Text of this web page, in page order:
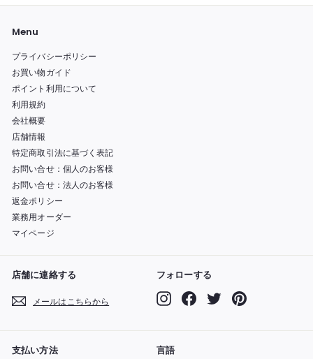
開
Menu
プライバシーポリシー
お買い物ガイド
ポイント利用について
利用規約
会社概要
店舗情報
特定商取引法に基づく表記
お問い合せ：個人のお客様
お問い合せ：法人のお客様
返金ポリシー
業務用オーダー
マイページ
店舗に連絡する
メールはこちらから
フォローする
InstagramFacebook
Twitter
支払い方法 言語